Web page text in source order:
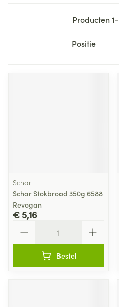
Producten1-
Sorteer op:
Schar
Schar Stokbrood 350g 6588
Revogan
€ 5,16
Bestel